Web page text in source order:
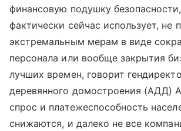
финансовую подушку
фактически сейчас использует, не
экстремальным мерам в виде
персонала или вообще закрытия
лучших времен, говорит
деревянного домостроения (АДД)
спрос и платежеспособность
снижаются, и далеко не все